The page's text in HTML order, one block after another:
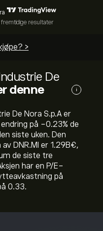
fremtidige resultater
>
De
denne
i
De Nora S.p.A er
på ‎-0.23‎% de
siste uken. Den
DNR.MI er 1.29B‎€‎,
de siste tre
har en P/E-
på
0.33.